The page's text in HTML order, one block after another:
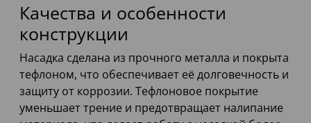
Качества и особенности
конструкции
Насадка сделана из прочного металла и покрыта
тефлоном, что обеспечивает её долговечность и
защиту от коррозии. Тефлоновое покрытие
уменьшает трение и предотвращает налипание